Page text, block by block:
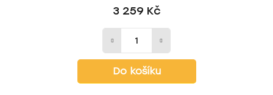
3 259 Kč
Do košíku